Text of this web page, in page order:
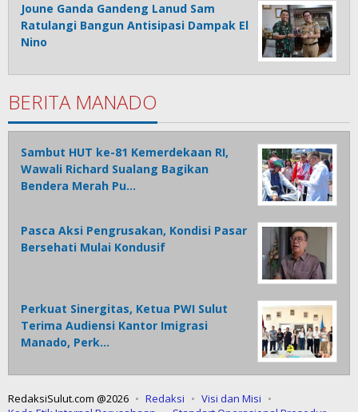
Joune Ganda Gandeng Lanud Sam
Ratulangi Bangun Antisipasi Dampak El
Nino
BERITA MANADO
Sambut HUT ke-81 Kemerdekaan RI,
Wawali Richard Sualang Bagikan
Bendera Merah Pu…
Pasca Aksi Pengrusakan, Kondisi Pasar
Bersehati Mulai Kondusif
Perkuat Sinergitas, Ketua PWI Sulut
Terima Audiensi Kantor Imigrasi
Manado, Perk…
RedaksiSulut.com @2026 Redaksi
Visi dan Misi